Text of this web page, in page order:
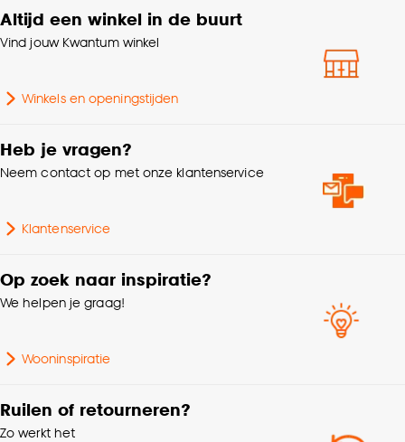
klikken.
Goed om te weten is dat je deze keuze altijd nog
cookieverklaring.
Standaard afmetingen 160x230cm
Breedte Vloerkleed 150cm - 200cm
Geschikt voor ruimte
Dessin
Geschikt voor binnen
buiten
Altijd een winkel in de buurt
Vind jouw Kwantum winkel
Winkels en openingstijden
Heb je vragen?
Neem contact op met onze klantenservice
Klantenservice
Op zoek naar inspiratie?
We helpen je graag!
Wooninspiratie
Ruilen of retourneren?
Zo werkt het